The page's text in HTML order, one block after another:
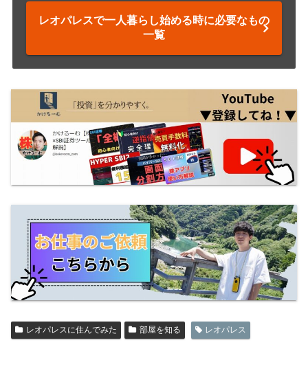
レオパレスで一人暮らし始める時に必要なもの
一覧
レオパレスに住んでみた 部屋を知る レオパレス